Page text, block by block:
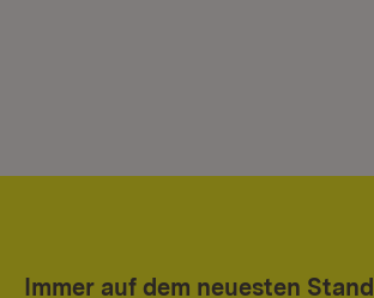
Immer auf dem neuesten Stand